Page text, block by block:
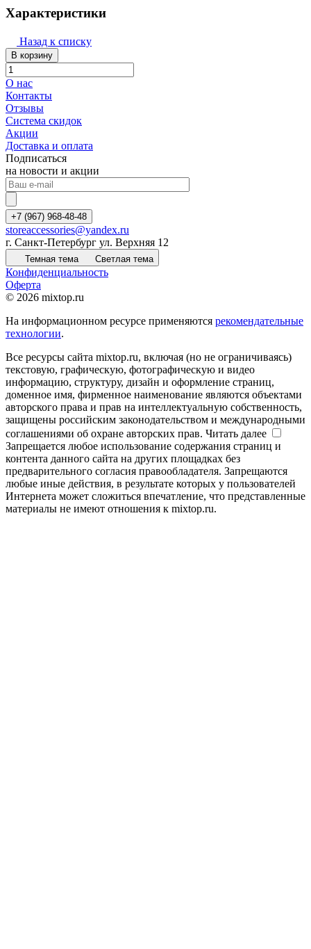
Характеристики
Назад к списку
В корзину
О нас
Контакты
Отзывы
Система скидок
Акции
Доставка и оплата
Подписаться
на новости и акции
+7 (967) 968-48-48
storeaccessories@yandex.ru
г. Санкт-Петербург ул. Верхняя 12
Темная тема Светлая тема
Конфиденциальность
Оферта
© 2026 mixtop.ru
На информационном ресурсе применяются рекомендательные
технологии.
Все ресурсы сайта mixtop.ru, включая (но не ограничиваясь)
текстовую, графическую, фотографическую и видео
информацию, структуру, дизайн и оформление страниц,
доменное имя, фирменное наименование являются объектами
авторского права и прав на интеллектуальную собственность,
защищены российским законодательством и международными
соглашениями об охране авторских прав. Читать далее
Запрещается любое использование содержания страниц и
контента данного сайта на других площадках без
предварительного согласия правообладателя. Запрещаются
любые иные действия, в результате которых у пользователей
Интернета может сложиться впечатление, что представленные
материалы не имеют отношения к mixtop.ru.